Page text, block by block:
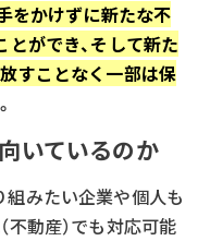
をかけずに新たな不
とができ、そして新た
すことなく一部は保
いているのか
みたい企業や個人も
不動産）でも対応可能